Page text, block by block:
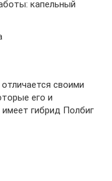
капельный
своими
его и
гибрид Полбиг